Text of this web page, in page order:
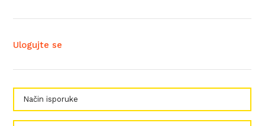
Ulogujte se
Način isporuke